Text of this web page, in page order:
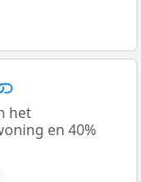
het
en 40%